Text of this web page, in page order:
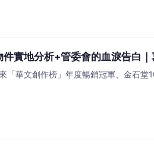
實地分析+管委會的血淚告白
華文創作榜」年度暢銷冠軍、金石